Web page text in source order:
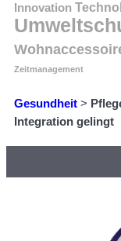
Innovation
Zeitmanagement
Gesundheit >
Integration gelingt